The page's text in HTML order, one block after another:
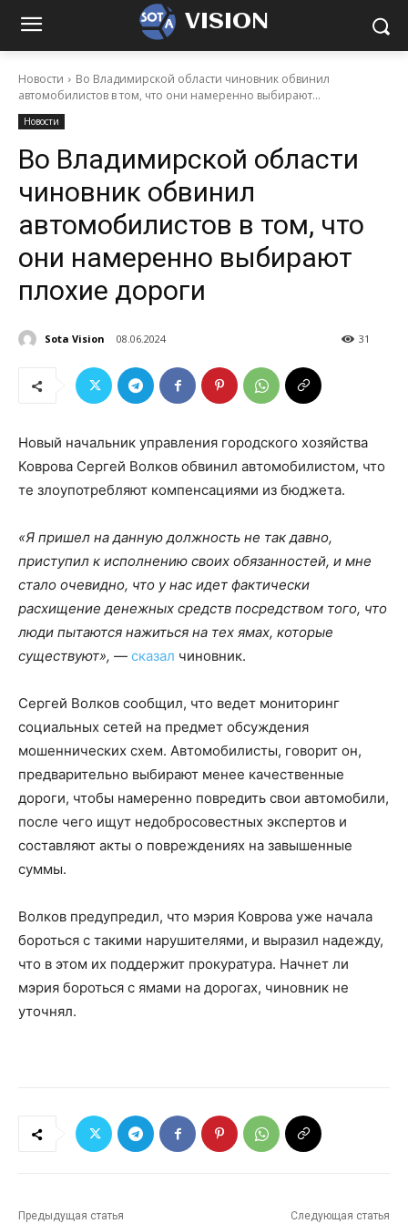
VISION
Новости
Во Владимирской области чиновник обвинил
автомобилистов в том, что они намеренно выбирают...
Новости
Во Владимирской области
чиновник обвинил
автомобилистов в том, что
они намеренно выбирают
плохие дороги
Sota Vision 08.06.2024 31
Новый начальник управления городского хозяйства
Коврова Сергей Волков обвинил автомобилистом, что
те злоупотребляют компенсациями из бюджета.
«Я пришел на данную должность не так давно,
приступил к исполнению своих обязанностей, и мне
стало очевидно, что у нас идет фактически
расхищение денежных средств посредством того, что
люди пытаются нажиться на тех ямах, которые
существуют», — сказал чиновник.
Сергей Волков сообщил, что ведет мониторинг
социальных сетей на предмет обсуждения
мошеннических схем. Автомобилисты, говорит он,
предварительно выбирают менее качественные
дороги, чтобы намеренно повредить свои автомобили,
после чего ищут недобросовестных экспертов и
составляют акты о повреждениях на завышенные
суммы.
Волков предупредил, что мэрия Коврова уже начала
бороться с такими нарушителями, и выразил надежду,
что в этом их поддержит прокуратура. Начнет ли
мэрия бороться с ямами на дорогах, чиновник не
уточнял.
Предыдущая статья Следующая статья